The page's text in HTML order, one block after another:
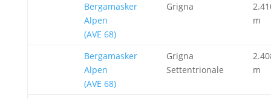
Bergamasker
Alpen
(AVE 68)
Grigna
m
Bergamasker
Alpen
(AVE 68)
Grigna
Settentrionale
m